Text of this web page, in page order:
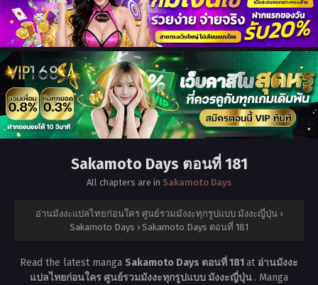
Sakamoto Days ตอนที่ 181
All chapters are in Sakamoto Days
อ่านมังงะแปลไทยก่อนใคร ศูนย์รวมมังงะทุกรูปแบบ มังงะญี่ปุ่น ›
Sakamoto Days › Sakamoto Days ตอนที่ 181
Read the latest manga Sakamoto Days ตอนที่ 181at อ่านมังงะ
แปลไทยก่อนใคร ศูนย์รวมมังงะทุกรูปแบบ มังงะญี่ปุ่น . Manga